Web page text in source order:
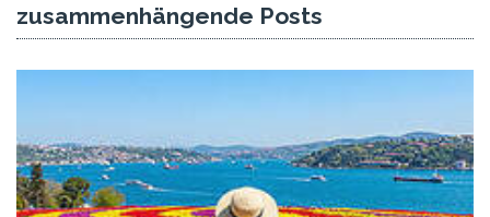
zusammenhängende Posts